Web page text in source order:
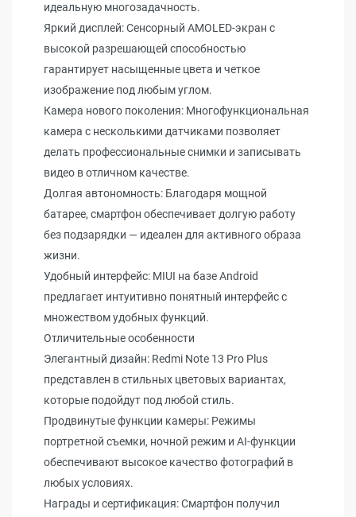
идеальную многозадачность.
Яркий дисплей: Сенсорный AMOLED-экран с
высокой разрешающей способностью
гарантирует насыщенные цвета и четкое
изображение под любым углом.
Камера нового поколения: Многофункциональная
камера с несколькими датчиками позволяет
делать профессиональные снимки и записывать
видео в отличном качестве.
Долгая автономность: Благодаря мощной
батарее, смартфон обеспечивает долгую работу
без подзарядки — идеален для активного образа
жизни.
Удобный интерфейс: MIUI на базе Android
предлагает интуитивно понятный интерфейс с
множеством удобных функций.
Отличительные особенности
Элегантный дизайн: Redmi Note 13 Pro Plus
представлен в стильных цветовых вариантах,
которые подойдут под любой стиль.
Продвинутые функции камеры: Режимы
портретной съемки, ночной режим и AI-функции
обеспечивают высокое качество фотографий в
любых условиях.
Награды и сертификация: Смартфон получил